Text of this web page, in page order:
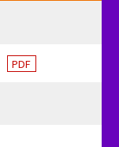
PDF